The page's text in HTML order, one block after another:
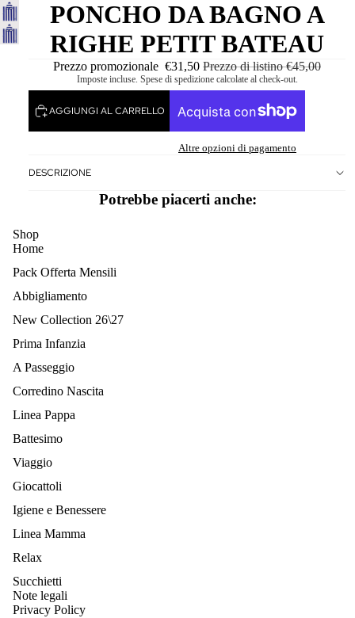
PONCHO DA BAGNO A
RIGHE PETIT BATEAU
Prezzo promozionale €31,50 Prezzo di listino€45,00
Imposte incluse. Spese di spedizione calcolate al check-out.
AGGIUNGI AL CARRELLO
Altre opzioni di pagamento
DESCRIZIONE
Potrebbe piacerti anche:
Shop
Home
Pack Offerta Mensili
Abbigliamento
New Collection 26\27
Prima Infanzia
A Passeggio
Corredino Nascita
Linea Pappa
Battesimo
Viaggio
Giocattoli
Igiene e Benessere
Linea Mamma
Relax
Succhietti
Note legali
Privacy Policy
Informativa sulla privacy
Informativa sui rimborsi